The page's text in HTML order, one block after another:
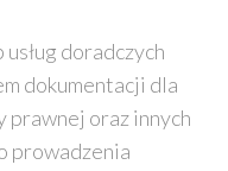
usług doradczych
dokumentacji dla
oraz innych
prowadzenia